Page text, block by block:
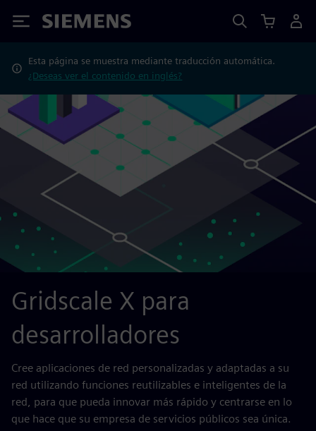
Siemens
Esta página se muestra mediante traducción automática.
¿Deseas ver el contenido en inglés?
Gridscale X para
desarrolladores
Cree aplicaciones de red personalizadas y adaptadas a su
red utilizando funciones reutilizables e inteligentes de la
red, para que pueda innovar más rápido y centrarse en lo
que hace que su empresa de servicios públicos sea única.